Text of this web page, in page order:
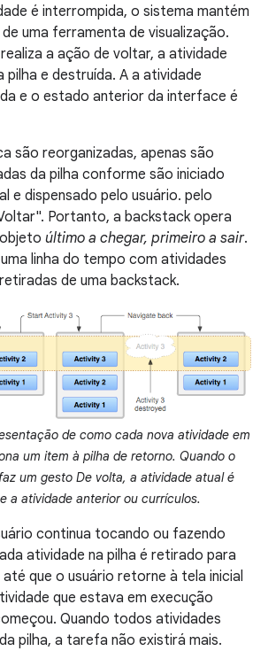
é interrompida, o sistema mantém
uma ferramenta de visualização.
a ação de voltar, a atividade
e destruída. A a atividade
e o estado anterior da interface é
são reorganizadas, apenas são
da pilha conforme são iniciado
e dispensado pelo usuário. pelo
Portanto, a backstack opera
último a chegar, primeiro a sair.
linha do tempo com atividades
de uma backstack.
de como cada nova atividade em
um item à pilha de retorno. Quando o
um gesto De volta, a atividade atual é
a atividade anterior ou currículos.
continua tocando ou fazendo
atividade na pilha é retirado para
que o usuário retorne à tela inicial
que estava em execução
Quando todos atividades
pilha, a tarefa não existirá mais.